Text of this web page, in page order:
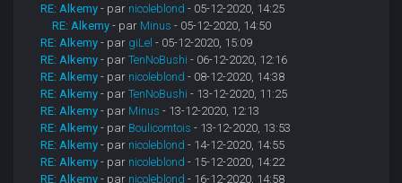
RE: Alkemy - par nicoleblond - 05-12-2020, 14:25
RE: Alkemy - par Minus - 05-12-2020, 14:50
RE: Alkemy - par giLel - 05-12-2020, 15:09
RE: Alkemy - parTenNoBushi - 06-12-2020, 12:16
RE: Alkemy - par nicoleblond - 08-12-2020, 14:38
RE: Alkemy - parTenNoBushi - 13-12-2020, 11:25
RE: Alkemy - par Minus - 13-12-2020, 12:13
RE: Alkemy - par Boulicomtois - 13-12-2020, 13:53
RE: Alkemy - par nicoleblond - 14-12-2020, 14:55
RE: Alkemy - par nicoleblond - 15-12-2020, 14:22
RE: Alkemy - par nicoleblond - 16-12-2020, 14:58